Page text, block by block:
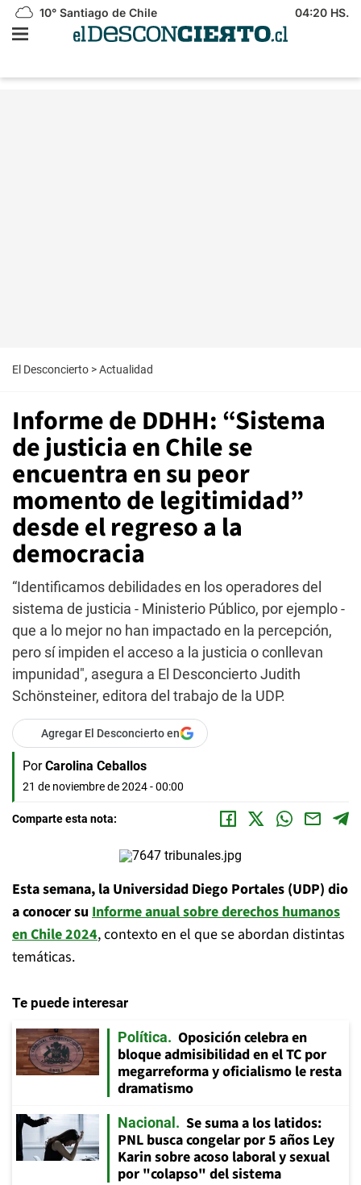
10° Santiago de Chile 04:20 HS.
El Desconcierto >Actualidad
Informe de DDHH: “Sistema
de justicia en Chile se
encuentra en su peor
momento de legitimidad”
desde el regreso a la
democracia
“Identificamos debilidades en los operadores del
sistema de justicia - Ministerio Público, por ejemplo -
que a lo mejor no han impactado en la percepción,
pero sí impiden el acceso a la justicia o conllevan
impunidad", asegura a El Desconcierto Judith
Schönsteiner, editora del trabajo de la UDP.
Agregar El Desconcierto en
Por Carolina Ceballos
21 de noviembre de 2024 - 00:00
Comparte esta nota:
Esta semana, la Universidad Diego Portales (UDP) dio
a conocer su Informe anual sobre derechos humanos
en Chile 2024, contexto en el que se abordan distintas
temáticas.
Te puede interesar
Política
Oposición celebra en
bloque admisibilidad en el TC por
megarreforma y oficialismo le resta
dramatismo
Nacional
Se suma a los latidos:
PNL busca congelar por 5 años Ley
Karin sobre acoso laboral y sexual
por "colapso" del sistema